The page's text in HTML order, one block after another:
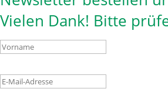
Vielen Dank! Bitte